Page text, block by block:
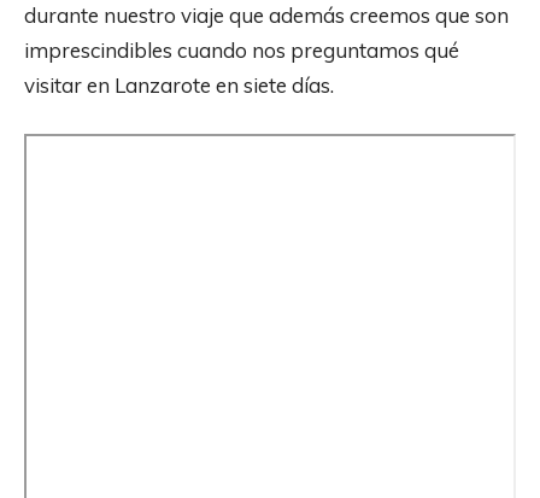
durante nuestro viaje que además creemos que son
imprescindibles cuando nos preguntamos qué
visitar en Lanzarote en siete días.